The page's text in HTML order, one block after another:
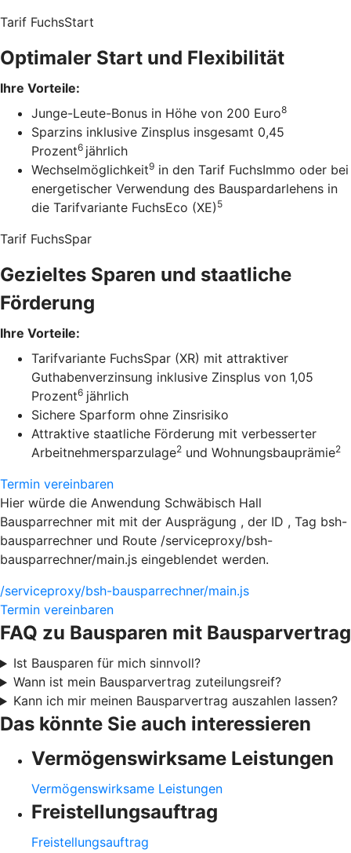
Tarif FuchsStart
Optimaler Start und Flexibilität
Ihre Vorteile:
Junge-Leute-Bonus in Höhe von 200 Euro8
Sparzins inklusive Zinsplus insgesamt 0,45
Prozent6 jährlich
Wechselmöglichkeit9 in den Tarif FuchsImmo oder bei
energetischer Verwendung des Bauspardarlehens in
die Tarifvariante FuchsEco (XE) 5
Tarif FuchsSpar
Gezieltes Sparen und staatliche
Förderung
Ihre Vorteile:
Tarifvariante FuchsSpar (XR) mit attraktiver
Guthabenverzinsung inklusive Zinsplus von 1,05
Prozent6 jährlich
Sichere Sparform ohne Zinsrisiko
Attraktive staatliche Förderung mit verbesserter
Arbeitnehmersparzulage2 und Wohnungsbauprämie2
Termin vereinbaren
Hier würde die Anwendung Schwäbisch Hall
Bausparrechner mit mit der Ausprägung , der ID , Tag bsh-
bausparrechner und Route /serviceproxy/bsh-
bausparrechner/main.js eingeblendet werden.
/serviceproxy/bsh-bausparrechner/main.js
Termin vereinbaren
FAQ zu Bausparen mit Bausparvertrag
Ist Bausparen für mich sinnvoll?
Wann ist mein Bausparvertrag zuteilungsreif?
Kann ich mir meinen Bausparvertrag auszahlen lassen?
Das könnte Sie auch interessieren
Vermögenswirksame Leistungen
Vermögenswirksame Leistungen
Freistellungsauftrag
Freistellungsauftrag